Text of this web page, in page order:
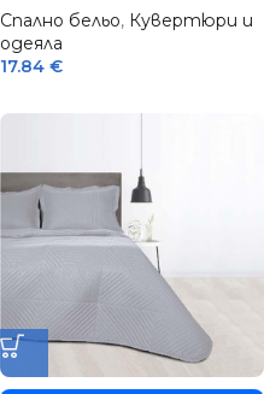
Спално бельо, Кувертюри и
одеяла
17.84 €